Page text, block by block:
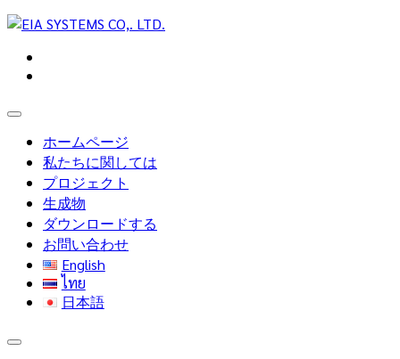
Skip
content
Expand
ホームページ
私たちに関しては
プロジェクト
生成物
ダウンロードする
お問い合わせ
English
ไทย
日本語
Expand